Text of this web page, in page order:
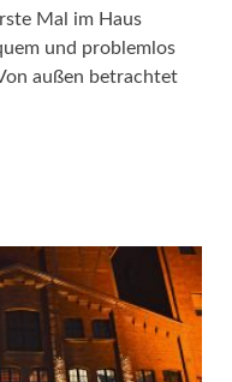
Mal im Haus
und problemlos
außen betrachtet